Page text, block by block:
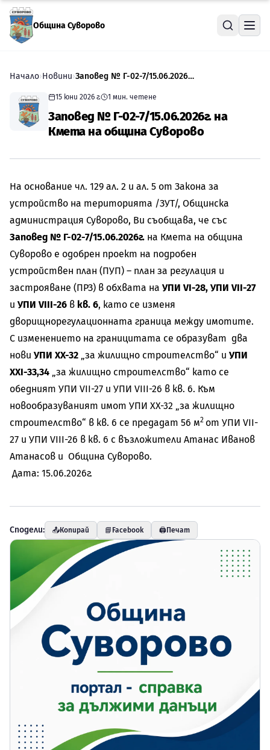
Прескочи към съдържанието
Община Суворово
Начало›Новини› Заповед № Г-02-7/15.06.2026г. на Кмета на община Суворово
15 юни 2026 г. 1 мин. четене
Заповед № Г-02-7/15.06.2026г. на
Кмета на община Суворово
На основание чл. 129 ал. 2 и ал. 5 от Закона за
устройство на територията /ЗУТ/, Общинска
администрация Суворово, Ви съобщава, че със
Заповед № Г-02-7/15.06.2026г. на Кмета на община
Суворово е одобрен проект на подробен
устройствен план (ПУП) – план за регулация и
застрояване (ПРЗ) в обхвата на УПИ VI-28, УПИ VII-27
и УПИ VIII-26 в кв. 6, като се изменя
дворищнорегулационната граница между имотите.
С изменението на границитата се образуват два
нови УПИ ХХ-32 „за жилищно строителство“ и УПИ
ХХI-33,34 „за жилищно строителство“ като се
обедният УПИ VII-27 и УПИ VIII-26 в кв. 6. Към
новообразуваният имот УПИ ХХ-32 „за жилищно
строителство“ в кв. 6 се предадат 56 м2 от УПИ VII-
27 и УПИ VIII-26 в кв. 6 с възложители Атанас Иванов
Атанасов и Община Суворово.
Дата: 15.06.2026г.
Сподели: 📤Копирай 📘 Facebook 🖨️ Печат